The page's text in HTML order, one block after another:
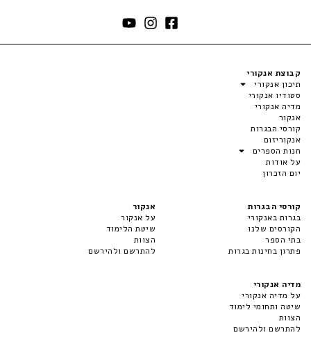
קבוצת אנקורי
תיכון אנקורי
סטודיו אנקורי
מדיה אנקורי
אנקור
קורסי הבגרות
אנקוריזום
חנות הספרים
על אודות
יום הזכרון
קורסי הבגרות
בגרות באנקורי
הקורסים שלנו
בתי הספר
פתרון בחינות בגרות
אנקור
על אנקור
שיטת הלימוד
הצוות
להתרשם ולהירשם
מדיה אנקורי
על מדיה אנקורי
שיטה ותחומי לימוד
הצוות
להתרשם ולהירשם